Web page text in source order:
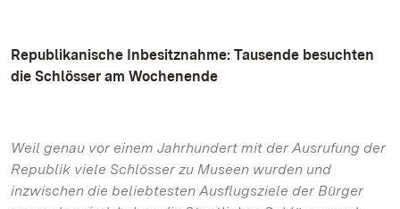
Republikanische Inbesitznahme: Tausende besuchten
die Schlösser am Wochenende
Weil genau vor einem Jahrhundert mit der Ausrufung der
Republik viele Schlösser zu Museen wurden und
inzwischen die beliebtesten Ausflugsziele der Bürger